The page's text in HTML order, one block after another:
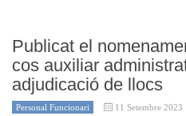
Publicat el
cos auxiliar
adjudicació de llocs
Personal Funcionari 11 Setembre 2023